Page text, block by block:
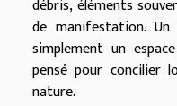
débris, éléments
de manifestation. Un
simplement un
pensé pour concilier
nature.